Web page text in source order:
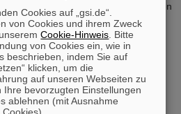
gemeinsam mit zahlreichen
und Wissenschaft ein
(MoU) zur Kernfusion.
SCIENCE
bringt Wissenschaft in die
Cookies auf „gsi.de“.
von Cookies und ihrem Zweck
Cookie-Hinweis . Bitte
von Cookies ein, wie in
beschrieben, indem Sie auf
klicken, um die
auf unseren Webseiten zu
Ihre bevorzugten Einstellungen
ablehnen (mit Ausnahme